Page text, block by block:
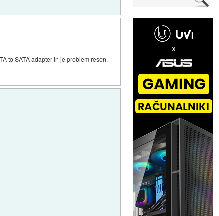
to SATA adapter in je problem resen.